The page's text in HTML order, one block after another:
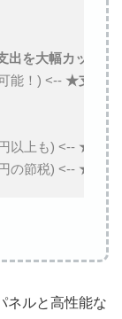
出を大幅カット！
能！) <-- ★支出を
以上も) <-- ★収入
の節税) <-- ★収入
ネルと高性能な